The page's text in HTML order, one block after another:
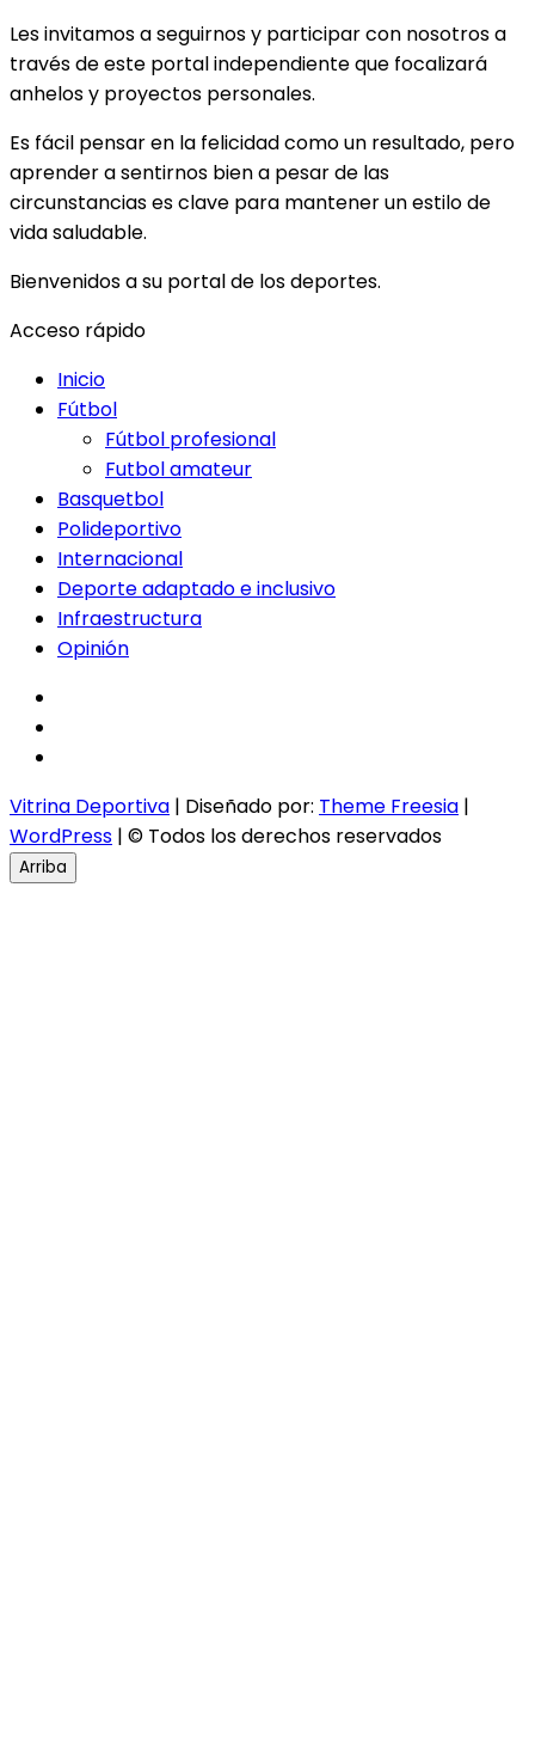
Les invitamos a seguirnos y participar con nosotros a
través de este portal independiente que focalizará
anhelos y proyectos personales.
Es fácil pensar en la felicidad como un resultado, pero
aprender a sentirnos bien a pesar de las
circunstancias es clave para mantener un estilo de
vida saludable.
Bienvenidos a su portal de los deportes.
Acceso rápido
Inicio
Fútbol
Fútbol profesional
Futbol amateur
Basquetbol
Polideportivo
Internacional
Deporte adaptado e inclusivo
Infraestructura
Opinión
Vitrina Deportiva | Diseñado por: Theme Freesia |
WordPress | © Todos los derechos reservados
Arriba